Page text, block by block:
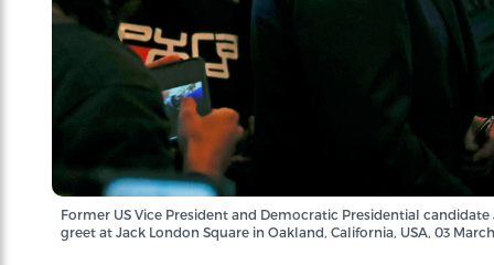
Former US Vice President and Democratic Presidential
greet at Jack London Square in Oakland, California, USA, 03